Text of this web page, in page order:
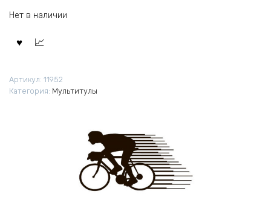
Нет в наличии
Артикул: 11952
Категория: Мультитулы